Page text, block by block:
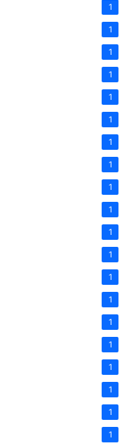
1
1
1
1
1
1
1
1
1
1
1
1
1
1
1
1
1
1
1
1